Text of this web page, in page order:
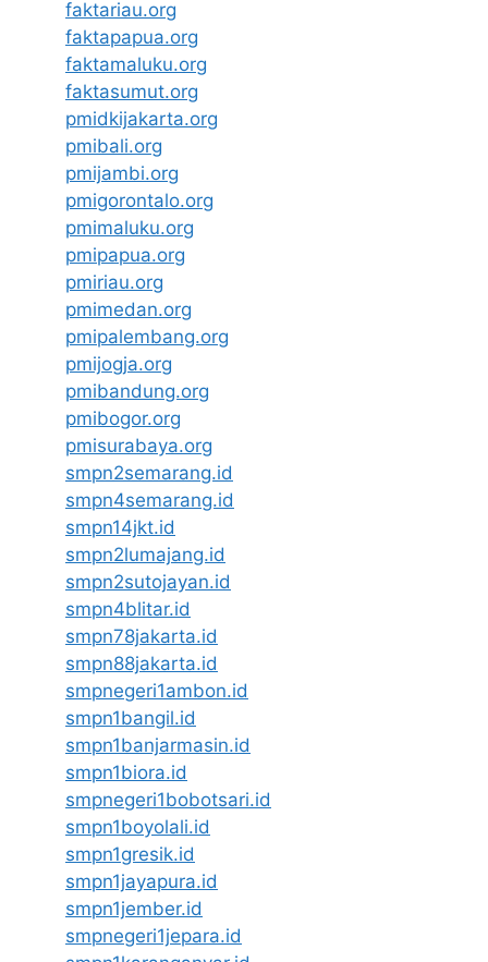
faktariau.org
faktapapua.org
faktamaluku.org
faktasumut.org
pmidkijakarta.org
pmibali.org
pmijambi.org
pmigorontalo.org
pmimaluku.org
pmipapua.org
pmiriau.org
pmimedan.org
pmipalembang.org
pmijogja.org
pmibandung.org
pmibogor.org
pmisurabaya.org
smpn2semarang.id
smpn4semarang.id
smpn14jkt.id
smpn2lumajang.id
smpn2sutojayan.id
smpn4blitar.id
smpn78jakarta.id
smpn88jakarta.id
smpnegeri1ambon.id
smpn1bangil.id
smpn1banjarmasin.id
smpn1biora.id
smpnegeri1bobotsari.id
smpn1boyolali.id
smpn1gresik.id
smpn1jayapura.id
smpn1jember.id
smpnegeri1jepara.id